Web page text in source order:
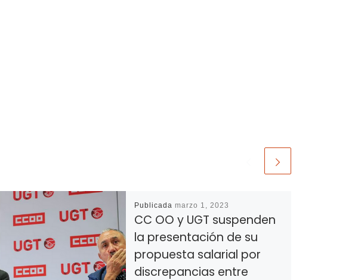
Publicada marzo 1, 2023
CC OO y UGT suspenden
la presentación de su
propuesta salarial por
discrepancias entre